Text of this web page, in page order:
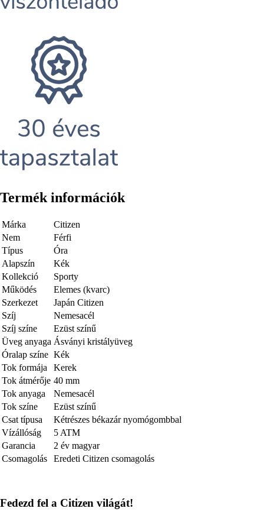
Termék információk
Márka
Citizen
Nem
Férfi
Típus
Óra
Alapszín
Kék
Kollekció
Sporty
Működés
Elemes (kvarc)
Szerkezet
Japán Citizen
Szíj
Nemesacél
Szíj színe
Ezüst színű
Üveg anyaga Ásványi kristályüveg
Óralap színe Kék
Tok formája
Kerek
Tok átmérője 40 mm
Tok anyaga
Nemesacél
Tok színe
Ezüst színű
Csat típusa
Kétrészes békazár nyomógombbal
Vízállóság
5 ATM
Garancia
2 év magyar
Csomagolás
Eredeti Citizen csomagolás
Fedezd fel a Citizen világát!